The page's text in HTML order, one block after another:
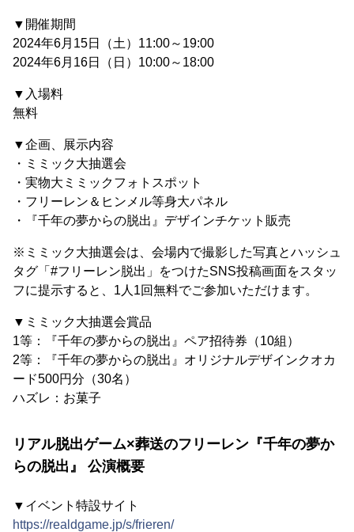
▼開催期間
2024年6月15日（土）11:00～19:00
2024年6月16日（日）10:00～18:00
▼入場料
無料
▼企画、展示内容
・ミミック大抽選会
・実物大ミミックフォトスポット
・フリーレン＆ヒンメル等身大パネル
・『千年の夢からの脱出』デザインチケット販売
※ミミック大抽選会は、会場内で撮影した写真とハッシュ
タグ「#フリーレン脱出」をつけたSNS投稿画面をスタッ
フに提示すると、1人1回無料でご参加いただけます。
▼ミミック大抽選会賞品
1等：『千年の夢からの脱出』ペア招待券（10組）
2等：『千年の夢からの脱出』オリジナルデザインクオカ
ード500円分（30名）
ハズレ：お菓子
リアル脱出ゲーム×葬送のフリーレン『千年の夢か
らの脱出』 公演概要
▼イベント特設サイト
https://realdgame.jp/s/frieren/